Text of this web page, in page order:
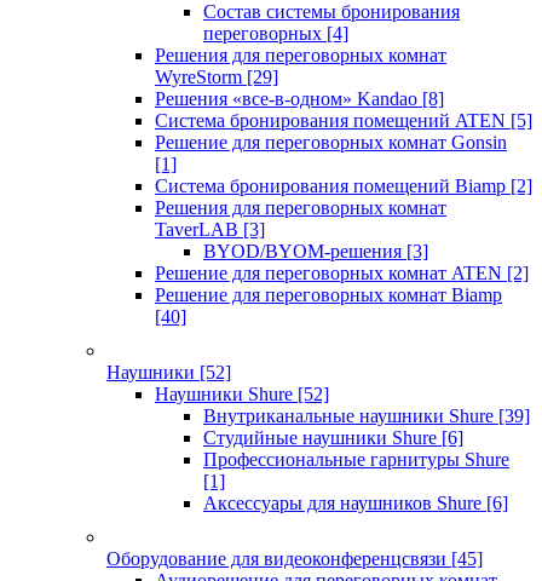
Состав системы бронирования
переговорных [4]
Решения для переговорных комнат
WyreStorm [29]
Решения «все-в-одном» Kandao [8]
Система бронирования помещений ATEN [5]
Решение для переговорных комнат Gonsin
[1]
Система бронирования помещений Biamp [2]
Решения для переговорных комнат
TaverLAB [3]
BYOD/BYOM-решения [3]
Решение для переговорных комнат ATEN [2]
Решение для переговорных комнат Biamp
[40]
Наушники [52]
Наушники Shure [52]
Внутриканальные наушники Shure [39]
Студийные наушники Shure [6]
Профессиональные гарнитуры Shure
[1]
Аксессуары для наушников Shure [6]
Оборудование для видеоконференцсвязи [45]